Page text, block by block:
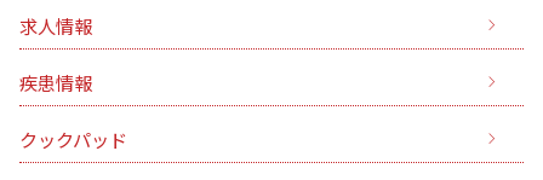
求人情報
疾患情報
クックパッド